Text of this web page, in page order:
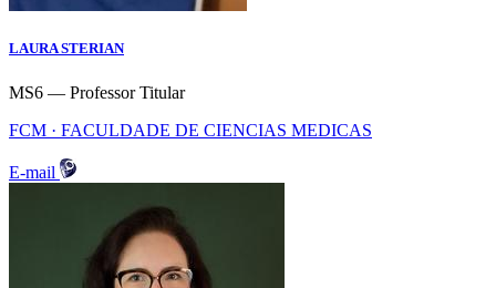
LAURA STERIAN
MS6 — Professor Titular
FCM · FACULDADE DE CIENCIAS MEDICAS
E-mail